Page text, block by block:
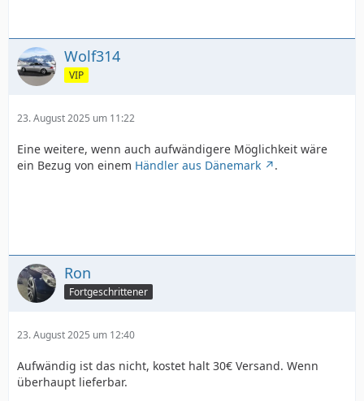
Wolf314
VIP
23. August 2025 um 11:22
Eine weitere, wenn auch aufwändigere Möglichkeit wäre
ein Bezug von einem Händler aus Dänemark .
Ron
Fortgeschrittener
23. August 2025 um 12:40
Aufwändig ist das nicht, kostet halt 30€ Versand. Wenn
überhaupt lieferbar.